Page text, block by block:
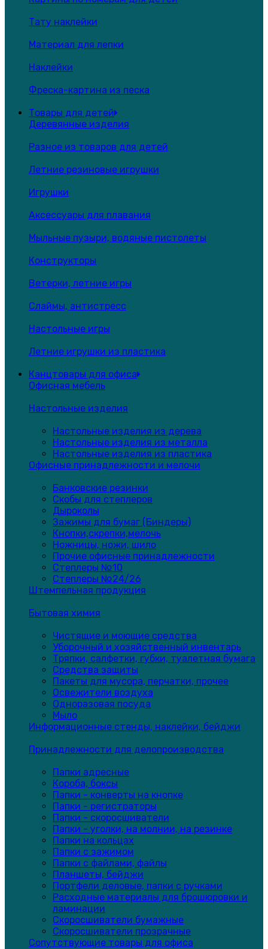
Тату наклейки
Материал для лепки
Наклейки
Фреска-картина из песка
Товары для детей
Деревянные изделия
Разное из товаров для детей
Летние резиновые игрушки
Игрушки
Аксессуары для плавания
Мыльные пузыри, водяные пистолеты
Конструкторы
Ветерки, летние игры
Слаймы, антистресс
Настольные игры
Летние игрушки из пластика
Канцтовары для офиса
Офисная мебель
Настольные изделия
Настольные изделия из дерева
Настольные изделия из металла
Настольные изделия из пластика
Офисные принадлежности и мелочи
Банковские резинки
Скобы для степлеров
Дыроколы
Зажимы для бумаг (Биндеры)
Кнопки,скрепки,мелочь
Ножницы, ножи, шило
Прочие офисные принадлежности
Степлеры №10
Степлеры №24/26
Штемпельная продукция
Бытовая химия
Чистящие и моющие средства
Уборочный и хозяйственный инвентарь
Тряпки, салфетки, губки, туалетная бумага
Средства защиты
Пакеты для мусора, перчатки, прочее
Освежители воздуха
Одноразовая посуда
Мыло
Информационные стенды, наклейки, бейджи
Принадлежности для делопроизводства
Папки адресные
Короба, боксы
Папки - конверты на кнопке
Папки - регистраторы
Папки - скоросшиватели
Папки - уголки, на молнии, на резинке
Папки на кольцах
Папки с зажимом
Папки с файлами, файлы
Планшеты, бейджи
Портфели деловые, папки с ручками
Расходные материалы для брошюровки и
ламинации
Скоросшиватели бумажные
Скоросшиватели прозрачные
Сопутствующие товары для офиса